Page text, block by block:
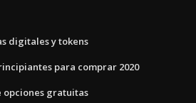
digitales y tokens
para comprar 2020
gratuitas